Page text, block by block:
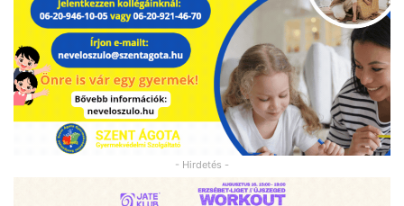
- Hirdetés -